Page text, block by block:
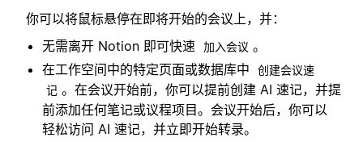
你可以将鼠标悬停在即将开始的会议上，并：
无需离开 Notion 即可快速 加入会议 。
在工作空间中的特定页面或数据库中
创建会议速
记 。在会议开始前，你可以提前创建 AI 速记，并提
前添加任何笔记或议程项目。会议开始后，你可以
轻松访问 AI 速记，并立即开始转录。